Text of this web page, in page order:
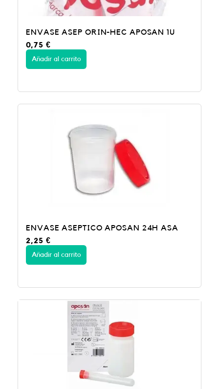
ENVASE ASEP ORIN-HEC APOSAN 1U
0,75 €
Añadir al carrito
ENVASE ASEPTICO APOSAN 24H ASA
2,25 €
Añadir al carrito